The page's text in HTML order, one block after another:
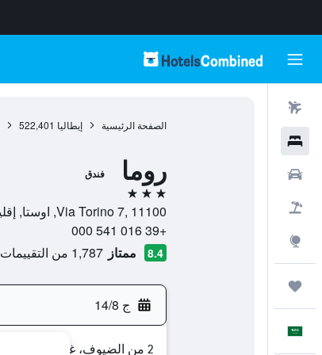
الصفحة الرئيسية إيطاليا 522,401
روما فندق
3 نجوم
Via Torino 7, 11100, اوستا, إقليم فالي دا أوستا, إيطاليا
+39 016 541 000
8.4 ممتاز 1,787 من التقييمات تم التحقق منها
ج 14/8
2 من الضيوف، غرفة واحدة